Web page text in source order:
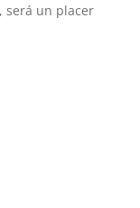
será un placer